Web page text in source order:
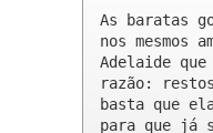
As baratas
nos mesmos
Adelaide que
razão:
basta que
para que já